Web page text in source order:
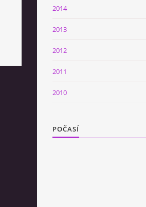
2014
2013
2012
2011
2010
POČASÍ